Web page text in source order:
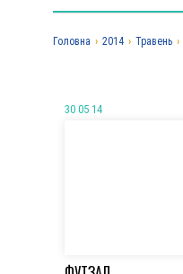
Головна › 2014 › Травень ›
30 05 14